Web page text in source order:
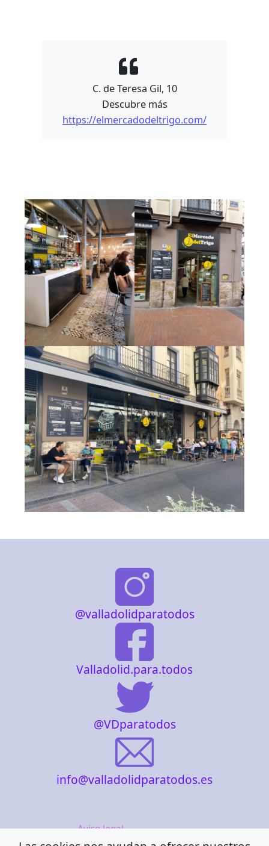
C. de Teresa Gil, 10
Descubre más
https://elmercadodeltrigo.com/
@valladolidparatodos
Valladolid.para.todos
@VDparatodos
info@valladolidparatodos.es
Aviso legal